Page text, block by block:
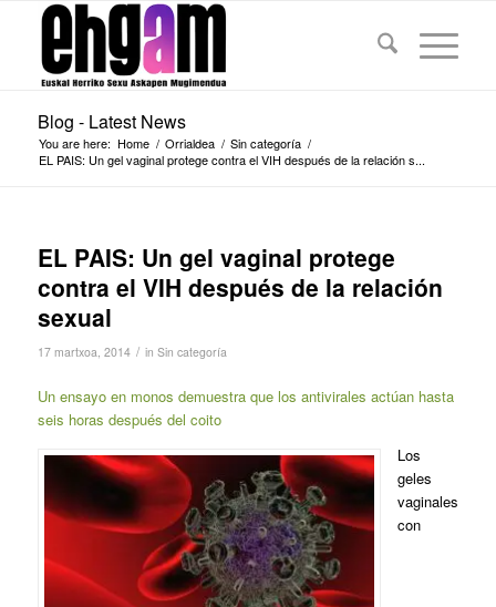
Blog - Latest News
You are here: Home / Orrialdea / Sin categoría /
EL PAIS: Un gel vaginal protege contra el VIH después de la relación s...
EL PAIS: Un gel vaginal protege
contra el VIH después de la relación
sexual
17 martxoa, 2014 / in Sin categoría
Un ensayo en monos demuestra que los antivirales actúan hasta
seis horas después del coito
Los
geles
vaginales
con